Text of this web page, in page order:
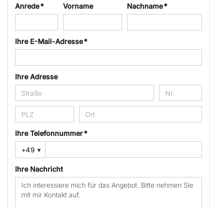
Anrede * Vorname Nachname *
Ihre E-Mail-Adresse *
Ihre Adresse
Ihre Telefonnummer *
+49 ▾
Ihre Nachricht